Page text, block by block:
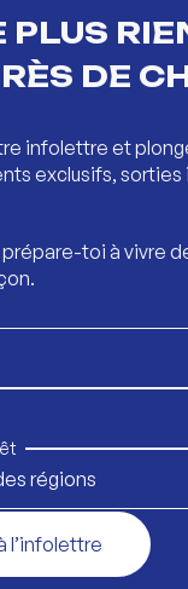
PLUS
DE
infolettre et
exclusifs,
toi à vivre
régions
l’infolettre